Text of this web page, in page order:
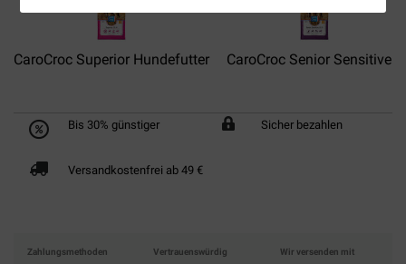
CaroCroc Superior Hundefutter CaroCroc Senior Sensitive...
Bis 30% günstiger Sicher bezahlen
Versandkostenfrei ab 49 €
Zahlungsmethoden Vertrauenswürdig Wir versenden mit